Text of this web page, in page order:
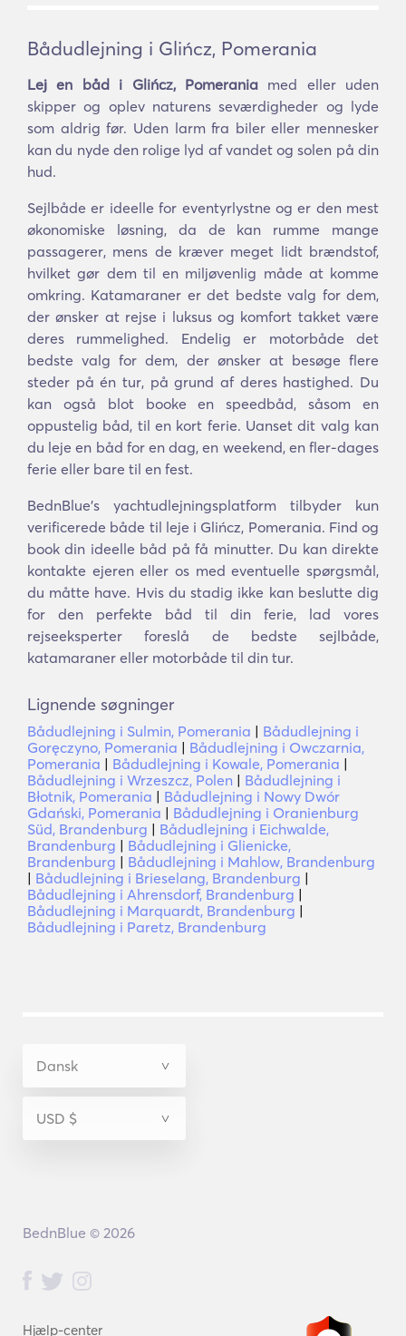
Bådudlejning i Glińcz, Pomerania
Lej en båd i Glińcz, Pomeraniamed eller uden
skipper og oplev naturens seværdigheder og lyde
som aldrig før. Uden larm fra biler eller mennesker
kan du nyde den rolige lyd af vandet og solen på din
hud.
Sejlbåde er ideelle for eventyrlystne og er den mest
økonomiske løsning, da de kan rumme mange
passagerer, mens de kræver meget lidt brændstof,
hvilket gør dem til en miljøvenlig måde at komme
omkring. Katamaraner er det bedste valg for dem,
der ønsker at rejse i luksus og komfort takket være
deres rummelighed. Endelig er motorbåde det
bedste valg for dem, der ønsker at besøge flere
steder på én tur, på grund af deres hastighed. Du
kan også blot booke en speedbåd, såsom en
oppustelig båd, til en kort ferie. Uanset dit valg kan
du leje en båd for en dag, en weekend, en fler-dages
ferie eller bare til en fest.
BednBlue's yachtudlejningsplatform tilbyder kun
verificerede både til leje i Glińcz, Pomerania. Find og
book din ideelle båd på få minutter. Du kan direkte
kontakte ejeren eller os med eventuelle spørgsmål,
du måtte have. Hvis du stadig ikke kan beslutte dig
for den perfekte båd til din ferie, lad vores
rejseeksperter foreslå de bedste sejlbåde,
katamaraner eller motorbåde til din tur.
Lignende søgninger
Bådudlejning i Sulmin, Pomerania | Bådudlejning i
Goręczyno, Pomerania | Bådudlejning i Owczarnia,
Pomerania | Bådudlejning i Kowale, Pomerania |
Bådudlejning i Wrzeszcz, Polen | Bådudlejning i
Błotnik, Pomerania | Bådudlejning i Nowy Dwór
Gdański, Pomerania | Bådudlejning i Oranienburg
Süd, Brandenburg | Bådudlejning i Eichwalde,
Brandenburg | Bådudlejning i Glienicke,
Brandenburg | Bådudlejning i Mahlow, Brandenburg
| Bådudlejning i Brieselang, Brandenburg |
Bådudlejning i Ahrensdorf, Brandenburg |
Bådudlejning i Marquardt, Brandenburg |
Bådudlejning i Paretz, Brandenburg
Hjælp-center
BednBlue © 2026